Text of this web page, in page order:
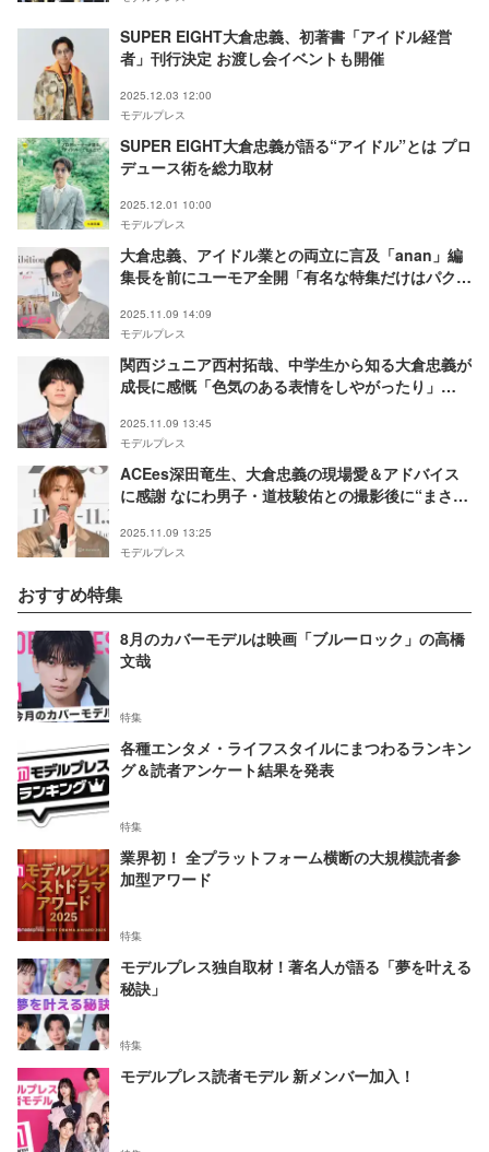
SUPER EIGHT大倉忠義、初著書「アイドル経営
者」刊行決定 お渡し会イベントも開催
2025.12.03 12:00
モデルプレス
SUPER EIGHT大倉忠義が語る“アイドル”とは プロ
デュース術を総力取材
2025.12.01 10:00
モデルプレス
大倉忠義、アイドル業との両立に言及「anan」編
集長を前にユーモア全開「有名な特集だけはパクら
2025.11.09 14:09
モデルプレス
関西ジュニア西村拓哉、中学生から知る大倉忠義が
成長に感慨「色気のある表情をしやがったり」
2025.11.09 13:45
モデルプレス
ACEes深田竜生、大倉忠義の現場愛＆アドバイス
に感謝 なにわ男子・道枝駿佑との撮影後に“まさか
2025.11.09 13:25
モデルプレス
おすすめ特集
8月のカバーモデルは映画「ブルーロック」の高橋
文哉
特集
各種エンタメ・ライフスタイルにまつわるランキン
グ＆読者アンケート結果を発表
特集
業界初！ 全プラットフォーム横断の大規模読者参
加型アワード
特集
モデルプレス独自取材！著名人が語る「夢を叶える
秘訣」
特集
モデルプレス読者モデル 新メンバー加入！